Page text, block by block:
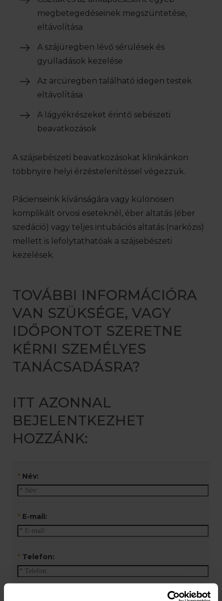
megbetegedéseinek megszüntetése,
eltávolítása
A szájüregben lévő sérülések és
gyulladások kezelése
Az arcüregben található idegen testek
eltávolítása
A lágyékrészeket érintő sebészeti
beavatkozások
A szájsebészeti beavatkozásokat klinikánkon
többnyire helyi érzéstelenítéssel végezzük.
Pácienseink kívánságára vagy különösen
komplikált orvosi eseteknél, éber altatás (éber
szedáció) vagy teljes intubációs altatás (narkózis)
mellett is lefolytathatóak a szájsebészeti
kezelések.
TOVÁBBI INFORMÁCIÓRA
VAN SZÜKSÉGE, VAGY
IDŐPONTOT SZERETNE
KÉRNI SZEMÉLYES
TANÁCSADÁSRA?
ITT AZONNAL
BEJELENTKEZHET
HOZZÁNK:
* Név:
* E-mail:
* Telefon: